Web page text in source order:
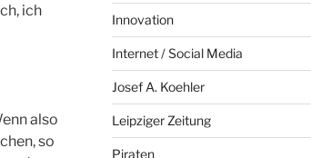
ich
also
so
Innovation
Internet / Social Media
Josef A. Koehler
Leipziger Zeitung
Piraten